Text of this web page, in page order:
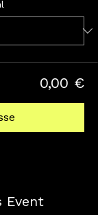
0,00 €
Event